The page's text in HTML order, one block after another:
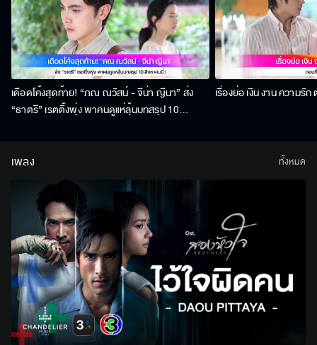
เดือดโค้งสุดท้าย! “ภณ ณวัสน์ - จีน่า ญีนา” ส่ง
“ธาตรี” เรตติ้งพุ่ง พาคนดูแห่ลุ้นบทสรุป 10
เรื่องย่อ เงิน งาน ความรั
เพลง ทั้งหมด